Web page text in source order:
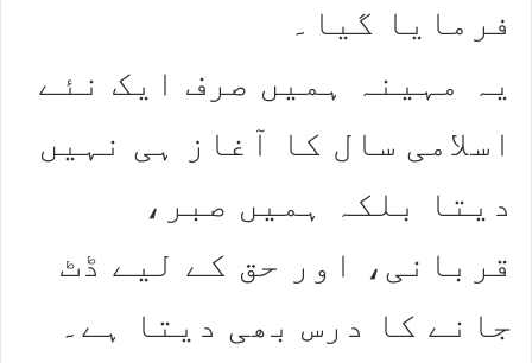
فرمایا گیا۔
یہ مہینہ ہمیں صرف ایک نئے
اسلامی سال کا آغاز ہی نہیں
دیتا بلکہ ہمیں صبر،
قربانی، اور حق کے لیے ڈٹ
جانے کا درس بھی دیتا ہے۔